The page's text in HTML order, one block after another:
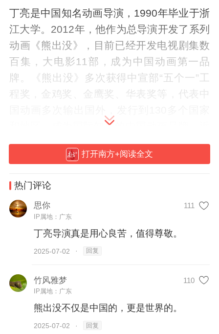
丁亮是中国知名动画导演，1990年毕业于浙
江大学。2012年，他作为总导演开发了系列
动画《熊出没》，目前已经开发电视剧集数
百集，大电影11部，成为中国动画第一品
牌。《熊出没》多次获得中宣部“五个一”工
程奖，金鸡奖、金鹰奖、华表奖等，代表中
和地区，成为国际知名的中国动画品牌。近
日，在“创新创业看浙大”主题调研行大湾区
行中，丁亮导演接受了记者采访。
丁亮表示，这一两年找到他的年轻人越来越
多，“就是这个人，就是这个人！”在网络
上，他也经常被这样的留言逗乐。他说，
《熊出没》陪伴了一代小朋友成长，如今他
们已经长大，可以自己上网了，不少人主动
谈及设计初衷，丁亮说，自己非常喜爱熊的
形象，“毛茸茸的抱起来很温暖”。他说，中
国进入城市化生活后，每个人的生活都很紧
打开南方+阅读全文
热门评论
思你 111
IP属地：广东
丁亮导演真是用心良苦，值得尊敬。
2025-07-02 · 回复
竹风雅梦 110
IP属地：广东
熊出没不仅是中国的，更是世界的。
2025-07-02 · 回复